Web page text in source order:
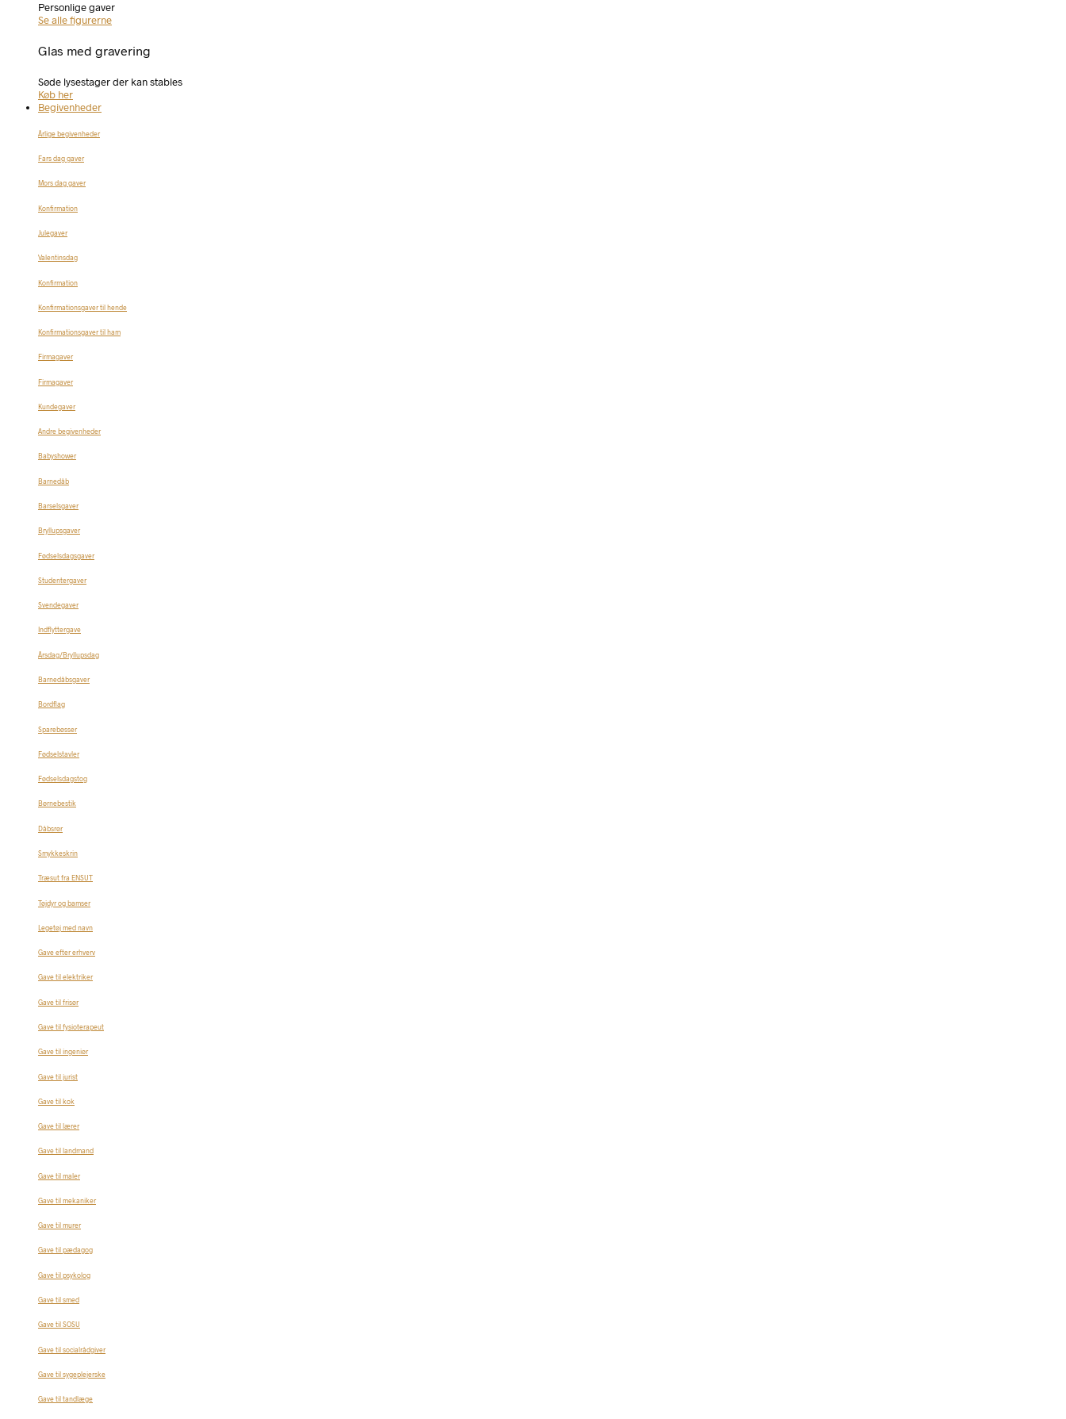
Personlige gaver
Se alle figurerne
Glas med gravering
Søde lysestager der kan stables
Køb her
Begivenheder
Årlige begivenheder
Fars dag gaver
Mors dag gaver
Konfirmation
Julegaver
Valentinsdag
Konfirmation
Konfirmationsgaver til hende
Konfirmationsgaver til ham
Firmagaver
Firmagaver
Kundegaver
Andre begivenheder
Babyshower
Barnedåb
Barselsgaver
Bryllupsgaver
Fødselsdagsgaver
Studentergaver
Svendegaver
Indflyttergave
Årsdag/Bryllupsdag
Barnedåbsgaver
Bordflag
Sparebøsser
Fødselstavler
Fødselsdagstog
Børnebestik
Dåbsrør
Smykkeskrin
Træsut fra ENSUT
Tøjdyr og bamser
Legetøj med navn
Gave efter erhverv
Gave til elektriker
Gave til frisør
Gave til fysioterapeut
Gave til ingeniør
Gave til jurist
Gave til kok
Gave til lærer
Gave til landmand
Gave til maler
Gave til mekaniker
Gave til murer
Gave til pædagog
Gave til psykolog
Gave til smed
Gave til SOSU
Gave til socialrådgiver
Gave til sygeplejerske
Gave til tandlæge